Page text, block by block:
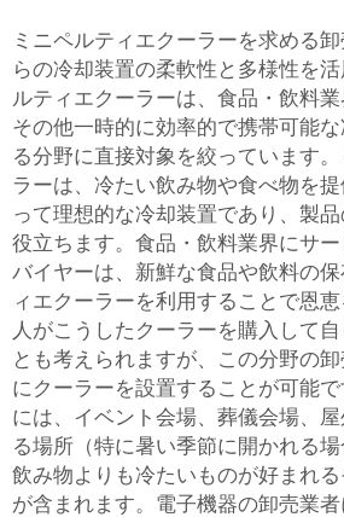
ミニペルティエクーラーを求める
らの冷却装置の柔軟性と多様性を
ルティエクーラーは、食品・飲料業
その他一時的に効率的で携帯可能
る分野に直接対象を絞っています
ラーは、冷たい飲み物や食べ物を
って理想的な冷却装置であり、製
役立ちます。食品・飲料業界にサ
バイヤーは、新鮮な食品や飲料の
ィエクーラーを利用することで恩
人がこうしたクーラーを購入して
とも考えられますが、この分野の
にクーラーを設置することが可能
には、イベント会場、葬儀会場、
る場所（特に暑い季節に開かれる
飲み物よりも冷たいものが好まれ
が含まれます。電子機器の卸売業